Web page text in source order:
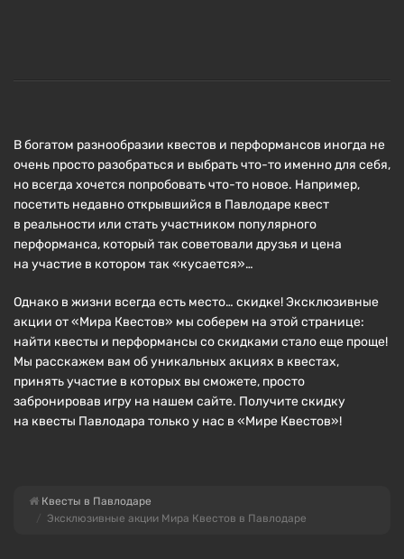
В богатом разнообразии квестов и перформансов иногда не
очень просто разобраться и выбрать что-то именно для себя,
но всегда хочется попробовать что-то новое. Например,
посетить недавно открывшийся в Павлодаре квест
в реальности или стать участником популярного
перформанса, который так советовали друзья и цена
на участие в котором так «кусается»…
Однако в жизни всегда есть место… скидке! Эксклюзивные
акции от «Мира Квестов» мы соберем на этой странице:
найти квесты и перформансы со скидками стало еще проще!
Мы расскажем вам об уникальных акциях в квестах,
принять участие в которых вы сможете, просто
забронировав игру на нашем сайте. Получите скидку
на квесты Павлодара только у нас в «Мире Квестов»!
Квесты в Павлодаре
Эксклюзивные акции Мира Квестов в Павлодаре